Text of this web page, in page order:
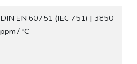
DIN EN 60751 (IEC 751) | 3850
ppm / ºC